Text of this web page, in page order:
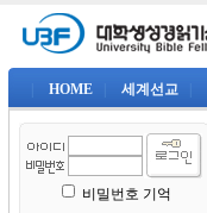
HOME 세계선교
비밀번호 기억